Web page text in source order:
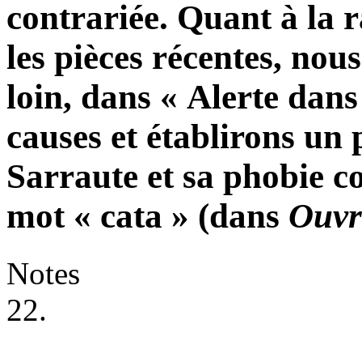
contrariée. Quant à la
les pièces récentes,
loin, dans « Alerte dans
causes et établirons
Sarraute et sa phobie
mot « cata » (dans
Notes
22.